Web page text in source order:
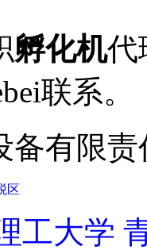
孵化机代
联系。
备有限责
区
工大学